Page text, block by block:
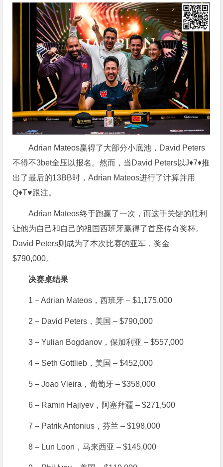
Adrian Mateos赢得了大部分小底池，David Peters
不得不3bet全压以报名。然而，当David Peters以J♦7♦推
出了最后的13BB时，Adrian Mateos进行了计算并用
Q♦T♥跟注。
Adrian Mateos终于跑赢了一次，而这手关键的胜利
让他为自己和自己的祖国西班牙赢得了首座传奇奖杯。
David Peters则成为了本次比赛的亚军，奖金
$790,000。
决赛桌结果
1 – Adrian Mateos，西班牙 – $1,175,000
2 – David Peters，美国 – $790,000
3 – Yulian Bogdanov，保加利亚 – $557,000
4 – Seth Gottlieb，美国 – $452,000
5 – Joao Vieira，葡萄牙 – $358,000
6 – Ramin Hajiyev，阿塞拜疆 – $271,500
7 – Patrik Antonius，芬兰 – $198,000
8 – Lun Loon，马来西亚 – $145,000